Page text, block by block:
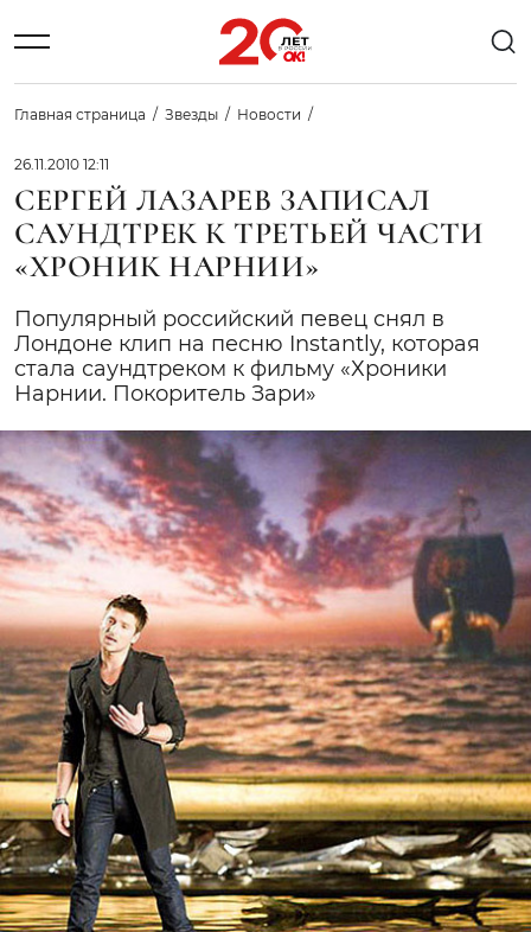
Главная страница Звезды Новости
26.11.2010 12:11
СЕРГЕЙ ЛАЗАРЕВ ЗАПИСАЛ
САУНДТРЕК К ТРЕТЬЕЙ ЧАСТИ
«ХРОНИК НАРНИИ»
Популярный российский певец снял в
Лондоне клип на песню Instantly, которая
стала саундтреком к фильму «Хроники
Нарнии. Покоритель Зари»